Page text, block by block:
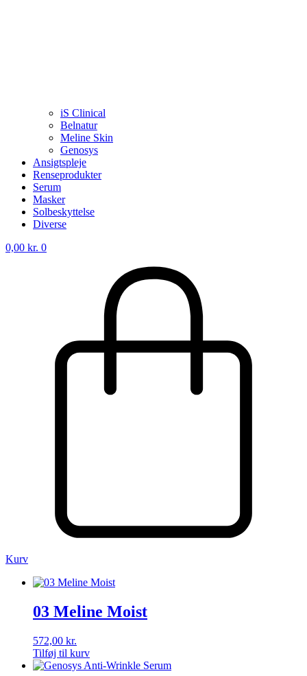
iS Clinical
Belnatur
Meline Skin
Genosys
Ansigtspleje
Renseprodukter
Serum
Masker
Solbeskyttelse
Diverse
0,00 kr. 0
Kurv
03 Meline Moist
572,00 kr.
Tilføj til kurv